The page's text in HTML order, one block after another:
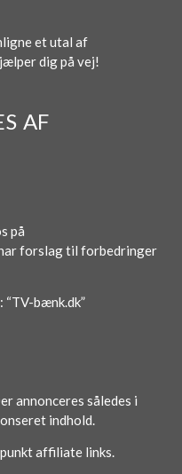
et utal af
dig på vej!
AF
på
forslag til forbedringer
“TV-bænk.dk”
annonceres således i
indhold.
affiliate links.